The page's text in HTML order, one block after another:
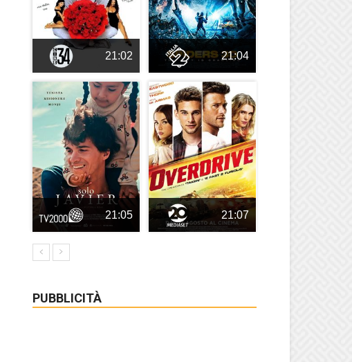
21:02 21:04
21:05 21:07
PUBBLICITÀ